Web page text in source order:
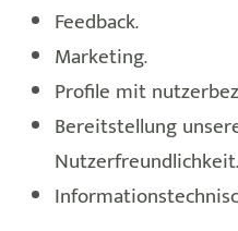
Feedback.
Marketing.
Profile mit
Bereitstellung
Nutzerfreundlichkeit.